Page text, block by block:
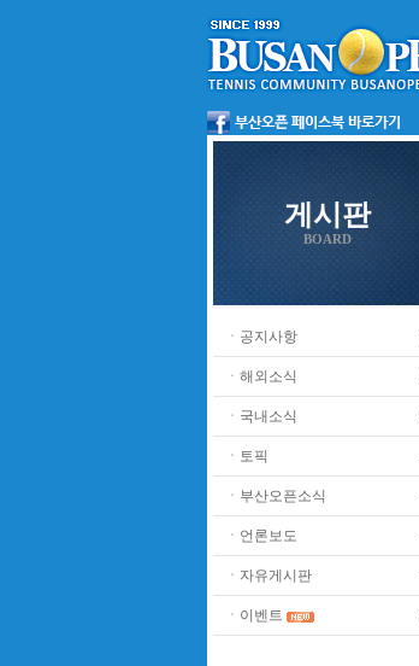
게시판
BOARD
ㆍ공지사항
ㆍ해외소식
ㆍ국내소식
ㆍ토픽
ㆍ부산오픈소식
ㆍ언론보도
ㆍ자유게시판
ㆍ이벤트